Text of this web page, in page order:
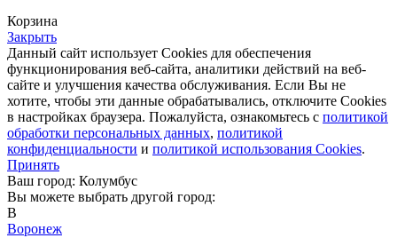
Корзина
Закрыть
Данный сайт использует Cookies для обеспечения
функционирования веб-сайта, аналитики действий на веб-
сайте и улучшения качества обслуживания. Если Вы не
хотите, чтобы эти данные обрабатывались, отключите Cookies
в настройках браузера. Пожалуйста, ознакомьтесь с политикой
обработки персональных данных, политикой
конфиденциальности и политикой использования Cookies.
Принять
Ваш город: Колумбус
Вы можете выбрать другой город:
В
Воронеж